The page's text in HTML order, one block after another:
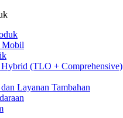
Mobil
Hybrid (TLO + Comprehensive)
Layanan Tambahan